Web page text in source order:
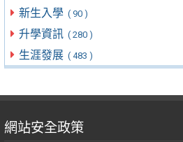
新生入學 ( 90 )
升學資訊 ( 280 )
生涯發展 ( 483 )
網站安全政策